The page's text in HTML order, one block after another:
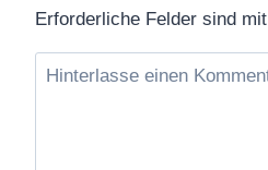
Erforderliche Felder sind mit